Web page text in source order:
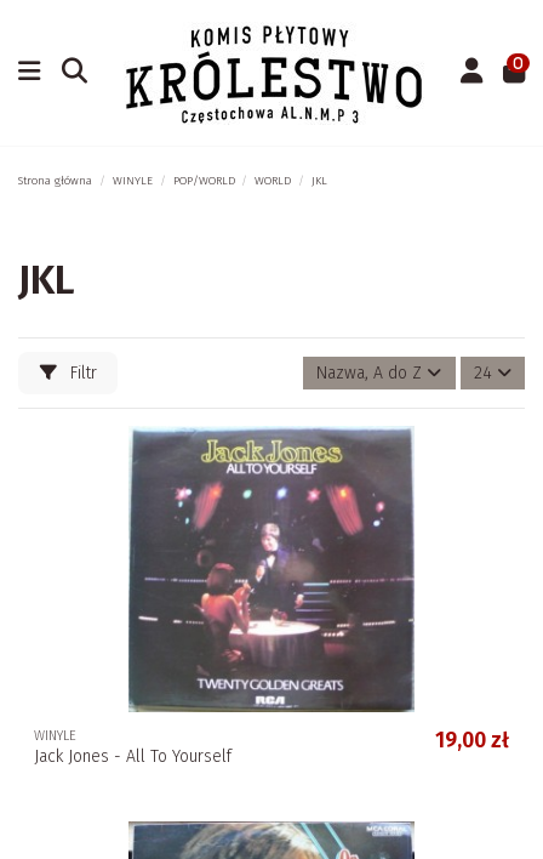
0
Strona główna WINYLE POP/WORLD WORLD JKL
JKL
Filtr Nazwa, A do Z 24
WINYLE
Jack Jones - All To Yourself
19,00 zł